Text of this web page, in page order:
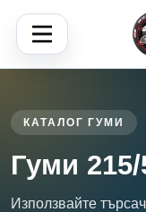
КАТАЛОГ ГУМИ
Гуми 215/
Използвайте